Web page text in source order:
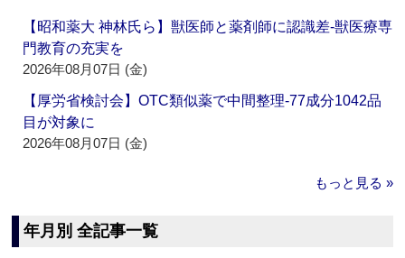
【昭和薬大 神林氏ら】獣医師と薬剤師に認識差‐獣医療専
門教育の充実を
2026年08月07日 (金)
【厚労省検討会】OTC類似薬で中間整理‐77成分1042品
目が対象に
2026年08月07日 (金)
もっと見る »
年月別 全記事一覧